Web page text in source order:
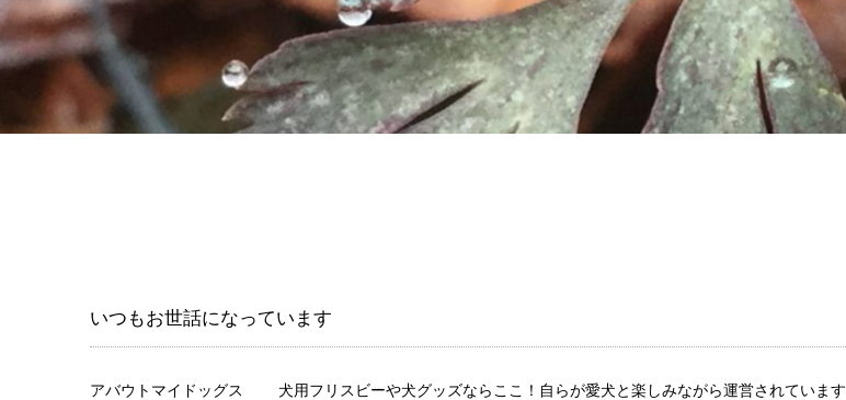
いつもお世話になっています
アバウトマイドッグス
犬用フリスビーや犬グッズならここ！自らが愛犬と楽しみながら運営されています